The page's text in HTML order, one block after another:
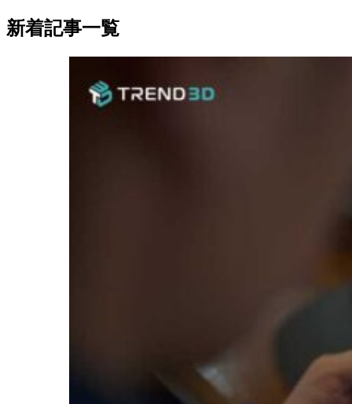
新着記事一覧